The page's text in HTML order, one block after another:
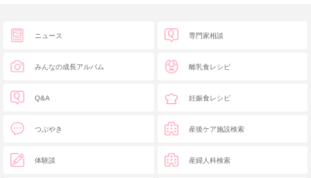
ニュース
みんなの成長アルバム
Q&A
つぶやき
体験談
専門家相談
離乳食レシピ
妊娠食レシピ
産後ケア施設検索
産婦人科検索